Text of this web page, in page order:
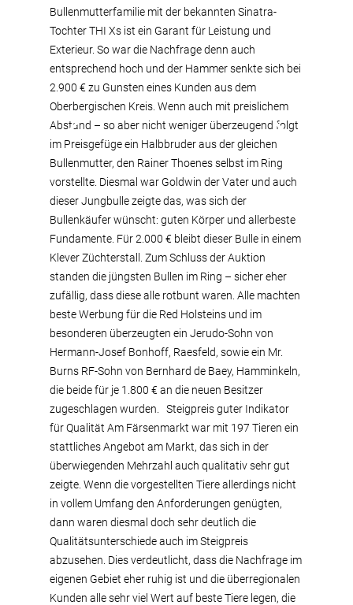
Bullenmutterfamilie mit der bekannten Sinatra-
Tochter THI Xs ist ein Garant für Leistung und
Exterieur. So war die Nachfrage denn auch
entsprechend hoch und der Hammer senkte sich bei
2.900 € zu Gunsten eines Kunden aus dem
Oberbergischen Kreis. Wenn auch mit preislichem
Abstand – so aber nicht weniger überzeugend folgt
im Preisgefüge ein Halbbruder aus der gleichen
Bullenmutter, den Rainer Thoenes selbst im Ring
vorstellte. Diesmal war Goldwin der Vater und auch
dieser Jungbulle zeigte das, was sich der
Bullenkäufer wünscht: guten Körper und allerbeste
Fundamente. Für 2.000 € bleibt dieser Bulle in einem
Klever Züchterstall. Zum Schluss der Auktion
standen die jüngsten Bullen im Ring – sicher eher
zufällig, dass diese alle rotbunt waren. Alle machten
beste Werbung für die Red Holsteins und im
besonderen überzeugten ein Jerudo-Sohn von
Hermann-Josef Bonhoff, Raesfeld, sowie ein Mr.
Burns RF-Sohn von Bernhard de Baey, Hamminkeln,
die beide für je 1.800 € an die neuen Besitzer
zugeschlagen wurden. Steigpreis guter Indikator
für Qualität Am Färsenmarkt war mit 197 Tieren ein
stattliches Angebot am Markt, das sich in der
überwiegenden Mehrzahl auch qualitativ sehr gut
zeigte. Wenn die vorgestellten Tiere allerdings nicht
in vollem Umfang den Anforderungen genügten,
dann waren diesmal doch sehr deutlich die
Qualitätsunterschiede auch im Steigpreis
abzusehen. Dies verdeutlicht, dass die Nachfrage im
eigenen Gebiet eher ruhig ist und die überregionalen
Kunden alle sehr viel Wert auf beste Tiere legen, die